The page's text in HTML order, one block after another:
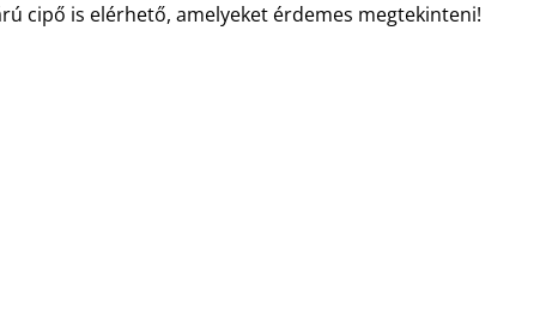
cipő is elérhető, amelyeket érdemes megtekinteni!